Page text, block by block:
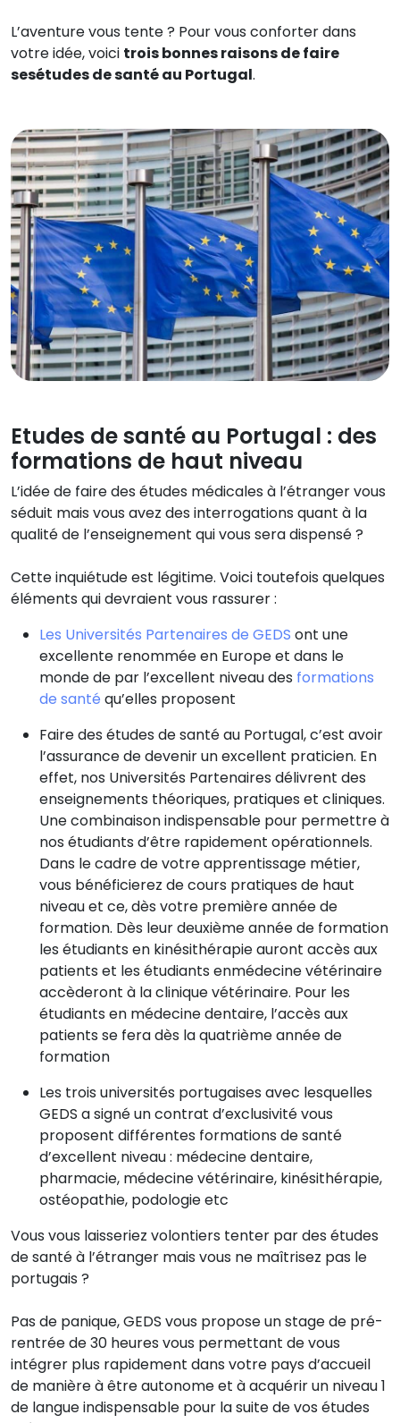
L’aventure vous tente ? Pour vous conforter dans
votre idée, voici trois bonnes raisons de faire
sesétudes de santé au Portugal.
Etudes de santé au Portugal : des
formations de haut niveau
L’idée de faire des études médicales à l’étranger vous
séduit mais vous avez des interrogations quant à la
qualité de l’enseignement qui vous sera dispensé ?
Cette inquiétude est légitime. Voici toutefois quelques
éléments qui devraient vous rassurer :
Les Universités Partenaires de GEDS ont une
excellente renommée en Europe et dans le
monde de par l’excellent niveau des formations
de santé qu’elles proposent
Faire des études de santé au Portugal, c’est avoir
l’assurance de devenir un excellent praticien. En
effet, nos Universités Partenaires délivrent des
enseignements théoriques, pratiques et cliniques.
Une combinaison indispensable pour permettre à
nos étudiants d’être rapidement opérationnels.
Dans le cadre de votre apprentissage métier,
vous bénéficierez de cours pratiques de haut
niveau et ce, dès votre première année de
formation. Dès leur deuxième année de formation
les étudiants en kinésithérapie auront accès aux
patients et les étudiants enmédecine vétérinaire
accèderont à la clinique vétérinaire. Pour les
étudiants en médecine dentaire, l’accès aux
patients se fera dès la quatrième année de
formation
Les trois universités portugaises avec lesquelles
GEDS a signé un contrat d’exclusivité vous
proposent différentes formations de santé
d’excellent niveau : médecine dentaire,
pharmacie, médecine vétérinaire, kinésithérapie,
ostéopathie, podologie etc
Vous vous laisseriez volontiers tenter par des études
de santé à l’étranger mais vous ne maîtrisez pas le
portugais ?
Pas de panique, GEDS vous propose un stage de pré-
rentrée de 30 heures vous permettant de vous
intégrer plus rapidement dans votre pays d’accueil
de manière à être autonome et à acquérir un niveau 1
de langue indispensable pour la suite de vos études